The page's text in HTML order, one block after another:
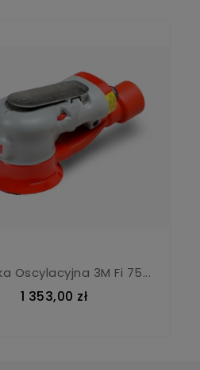
Oscylacyjna 3M Fi 75...
1 353,00 zł